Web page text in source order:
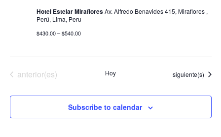
Hotel Estelar MirafloresAv. Alfredo Benavides 415, Miraflores ,
Perú, Lima, Peru
$430.00 – $540.00
Eventos
anterior(es) Hoy Eventos
siguiente(s)
Subscribe to calendar